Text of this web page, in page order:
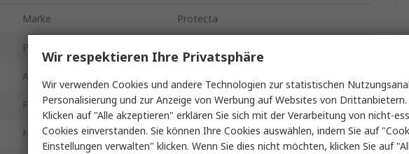
Marke Protecta
Produkt Typ
Ausgezogene Länge
Fallschutztyp Einfach
Nutzungszweck Arbeitspositionierung
Wir respektieren Ihre Privatsphäre
Wir verwenden Cookies und andere Technologien zur statistischen
Personalisierung und zur Anzeige von Werbung auf Websites von
Klicken auf "Alle akzeptieren" erklären Sie sich mit der Verarbeitung von nicht-
Cookies einverstanden. Sie können Ihre Cookies auswählen, indem Sie auf
Einstellungen verwalten" klicken. Wenn Sie dies nicht möchten, klicken Sie auf